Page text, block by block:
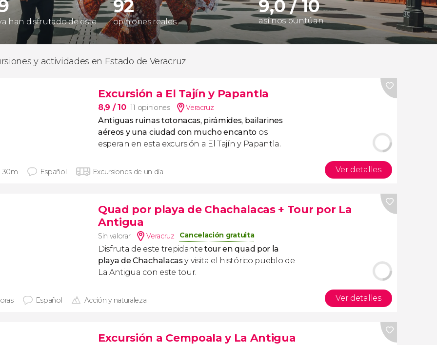
han disfrutado de este
92
opiniones reales
9,0 / 10
así nos puntúan
y actividades en Estado de Veracruz
Excursión a El Tajín y Papantla
8,9 / 10 11 opiniones Veracruz
Antiguas ruinas totonacas, pirámides, bailarines
aéreos y una ciudad con mucho encanto os
esperan en esta excursión a El Tajín y Papantla.
30m Español Excursiones de un día Ver detalles
Quad por playa de Chachalacas + Tour por La
Antigua
Sin valorar Veracruz Cancelación gratuita
Disfruta de este trepidantetour en quad por la
playa de Chachalacasy visita el histórico pueblo de
La Antigua con este tour.
Español Acción y naturaleza Ver detalles
Excursión a Cempoala y La Antigua